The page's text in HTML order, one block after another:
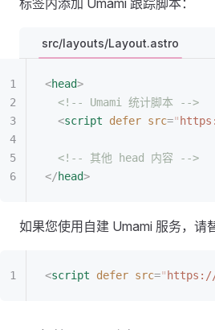
标签内添加 Umami 跟踪脚本：
src/layouts/Layout.astro
<head>
  <!-- Umami 统计脚本 -->
  <
script defer src="
  <!-- 其他 head 内容 -->
</head>
如果您使用自建 Umami 服务，请
<script defer src=" https://